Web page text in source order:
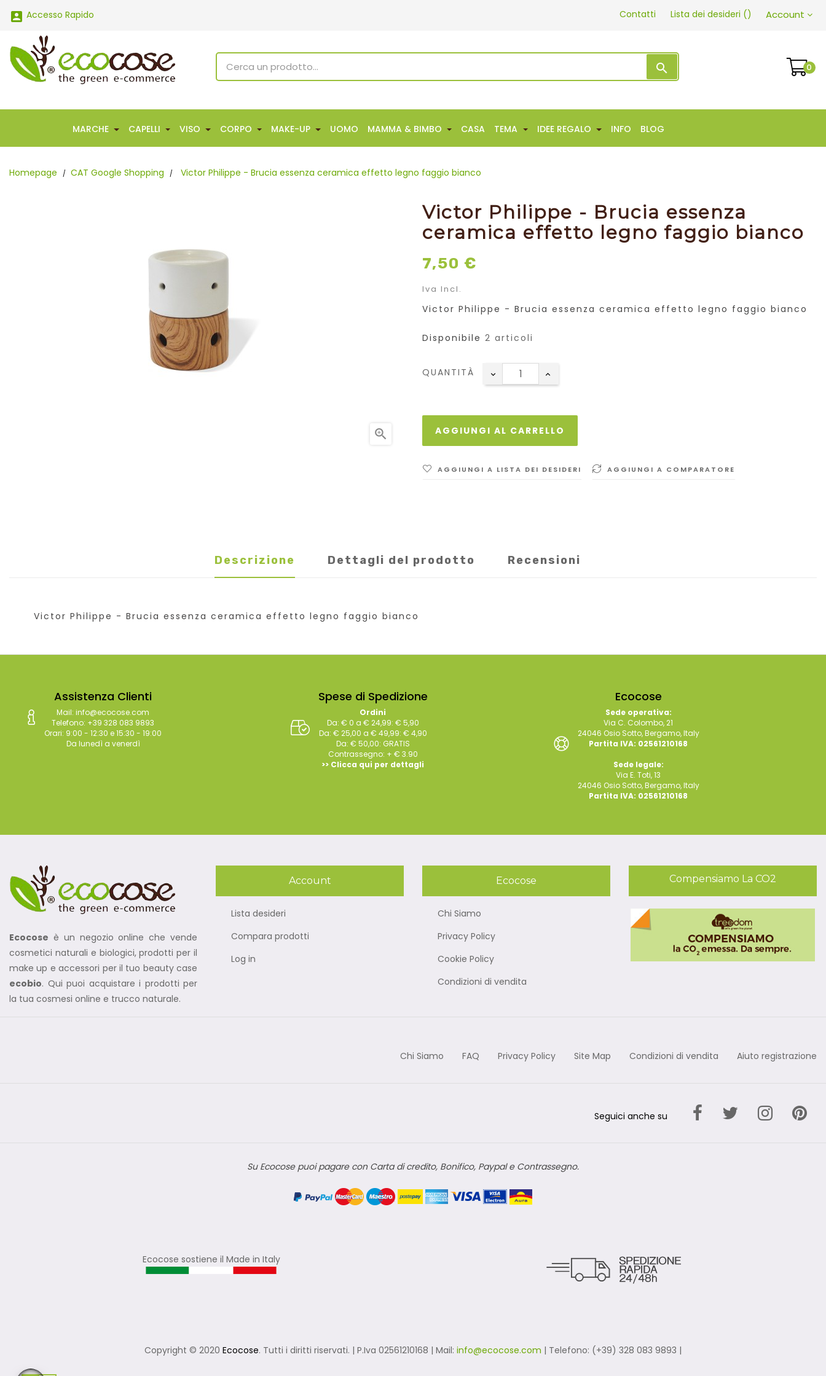
 Accesso Rapido Account
Contatti Lista dei desideri ()
search 0
MARCHE CAPELLI VISO CORPO MAKE-UP UOMO MAMMA & BIMBO CASA TEMA IDEE REGALO INFO BLOG
Homepage CAT Google Shopping Victor Philippe - Brucia essenza ceramica effetto legno faggio bianco

Victor Philippe - Brucia essenza
ceramica effetto legno faggio bianco
7,50 €
Iva Incl.
Victor Philippe - Brucia essenza ceramica effetto legno faggio bianco
Disponibile 2 articoli
QUANTITÀ
AGGIUNGI AL CARRELLO
AGGIUNGI A LISTA DEI DESIDERI AGGIUNGI A COMPARATORE
Descrizione Dettagli del prodotto Recensioni
Victor Philippe - Brucia essenza ceramica effetto legno faggio bianco
Assistenza Clienti
Mail: info@ecocose.com
Telefono: +39 328 083 9893
Orari: 9:00 - 12:30 e 15:30 - 19:00
Da lunedì a venerdì
Spese di Spedizione
Ordini
Da: € 0 a € 24,99: € 5,90
Da: € 25,00 a € 49,99: € 4,90
Da: € 50,00: GRATIS
Contrassegno: + € 3.90
>> Clicca qui per dettagli
Ecocose
Sede operativa:
Via C. Colombo, 21
24046 Osio Sotto, Bergamo, Italy
Partita IVA: 02561210168
Sede legale:
Via E. Toti, 13
24046 Osio Sotto, Bergamo, Italy
Partita IVA: 02561210168
Ecocose è un negozio online che vende
cosmetici naturali e biologici, prodotti per il
make up e accessori per il tuo beauty case
ecobio. Qui puoi acquistare i prodotti per
la tua cosmesi online e trucco naturale.
Account
Lista desideri
Compara prodotti
Log in
Ecocose
Chi Siamo
Privacy Policy
Cookie Policy
Condizioni di vendita
Compensiamo La CO2
Chi Siamo FAQ Privacy Policy Site Map Condizioni di vendita Aiuto registrazione
Seguici anche su
Su Ecocose puoi pagare con Carta di credito, Bonifico, Paypal e Contrassegno.
Ecocose sostiene il Made in Italy
Copyright © 2020 Ecocose. Tutti i diritti riservati. | P.Iva 02561210168 | Mail: info@ecocose.com | Telefono: (+39) 328 083 9893 |